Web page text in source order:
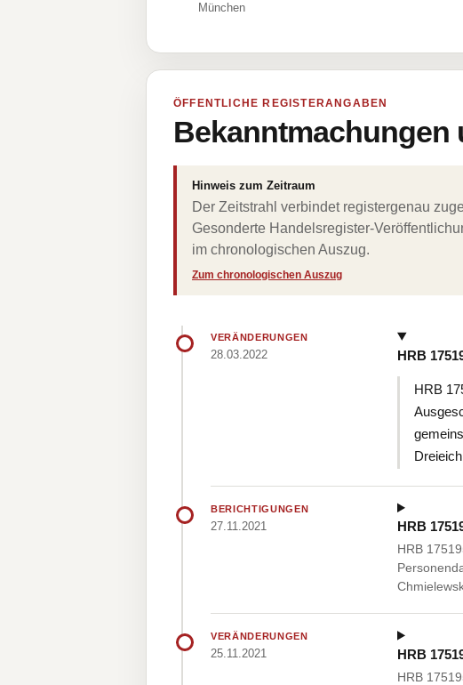
München
ÖFFENTLICHE REGISTERANGABEN
Bekanntmachungen
Hinweis zum Zeitraum
Der Zeitstrahl verbindet registergenau
Gesonderte Handelsregister-
im chronologischen Auszug.
Zum chronologischen Auszug
VERÄNDERUNGEN
28.03.2022 HRB
HRB
BERICHTIGUNGEN
27.11.2021 HRB
HRB
VERÄNDERUNGEN
25.11.2021 HRB
HRB